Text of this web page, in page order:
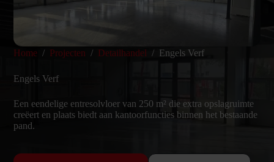
Home / Projecten / Detailhandel / Engels Verf
Engels Verf
Een eendelige entresolvloer van 250 m² die extra opslagruimte
creëert en plaats biedt aan kantoorfuncties binnen het bestaande
pand.